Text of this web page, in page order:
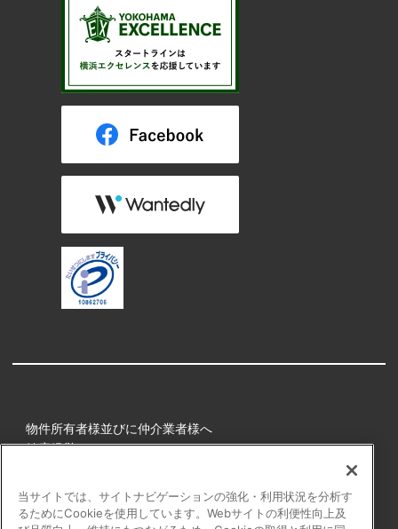
物件所有者様並びに仲介業者様へ
健康経営
プライバシーポリシー
当サイトでは、サイトナビゲーションの強化・利用状況を分析す
るためにCookieを使用しています。Webサイトの利便性向上及